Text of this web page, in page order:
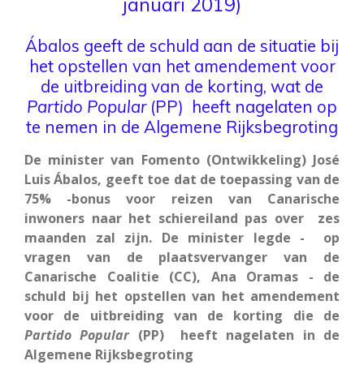
Ábalos geeft de schuld aan de situatie bij
het opstellen van het amendement voor
de uitbreiding van de korting, wat de
Partido Popular(PP) heeft nagelaten op
te nemen in de Algemene Rijksbegroting
De minister van Fomento (Ontwikkeling) José
Luis Ábalos, geeft toe dat de toepassing van de
75% -bonus voor reizen van Canarische
inwoners naar het schiereiland pas over zes
maanden zal zijn. De minister legde - op
vragen van de plaatsvervanger van de
Canarische Coalitie (CC), Ana Oramas - de
schuld bij het opstellen van het amendement
voor de uitbreiding van de korting die de
Partido Popular(PP) heeft nagelaten in de
Algemene Rijksbegroting